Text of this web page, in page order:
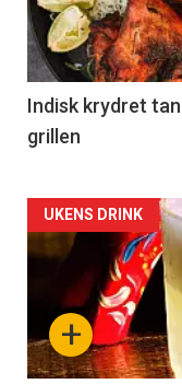
Indisk krydret
grillen
Forsiden
akkurat
nå
-
+
UKENS DRINK